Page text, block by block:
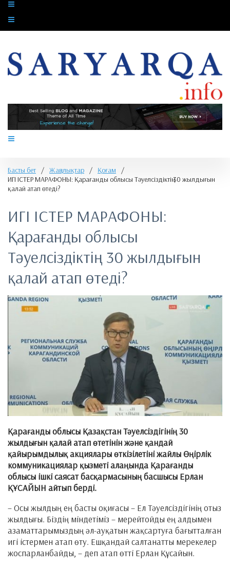
Басты бет / Жаңалықтар / Қоғам
/
​ИГІ ІСТЕР МАРАФОНЫ: Қарағанды облысы Тәуелсіздіктің 30 жылдығын
қалай атап өтеді?
​ИГІ ІСТЕР МАРАФОНЫ:
Қарағанды облысы
Тәуелсіздіктің 30 жылдығын
қалай атап өтеді?
Қарағанды облысы Қазақстан Тәуелсіздігінің 30
жылдығын қалай атап өтетінін және қандай
қайырымдылық акциялары өткізілетіні жайлы Өңірлік
коммуникациялар қызметі алаңында Қарағанды
облысы ішкі саясат басқармасының басшысы Ерлан
ҚҰСАЙЫН айтып берді.
– Осы жылдың ең басты оқиғасы – Ел Тәуелсіздігінің отыз
жылдығы. Біздің міндетіміз – мерейтойды ең алдымен
азаматтарымыздың әл-ауқатын жақсартуға бағытталған
игі істермен атап өту. Ешқандай салтанатты мерекелер
жоспарланбайды, – деп атап өтті Ерлан Құсайын.